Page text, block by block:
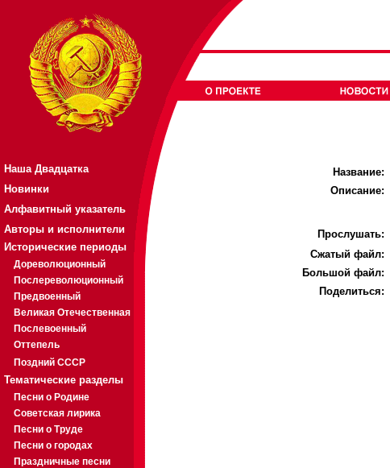
Наша Двадцатка
Новинки
Алфавитный указатель
Авторы и исполнители
Исторические периоды
Дореволюционный
Послереволюционный
Предвоенный
Великая Отечественная
Послевоенный
Оттепель
Поздний СССР
Тематические разделы
Песни о Родине
Советская лирика
Песни о Труде
Песни о городах
Праздничные песни
Название:
Описание:
Прослушать:
Cжатый файл:
Большой файл:
Поделиться: